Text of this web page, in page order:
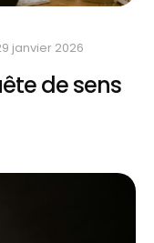
janvier 2026
de sens